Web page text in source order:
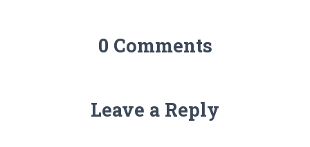
0 Comments
Leave a Reply